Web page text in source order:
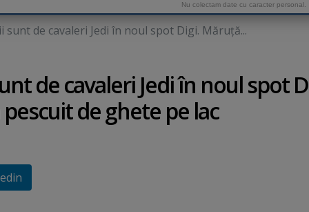
sunt de cavaleri Jedi în noul spot Digi. Măruţă...
de cavaleri Jedi în noul spot
de ghete pe lac
Nu colectam date cu caracter personal.